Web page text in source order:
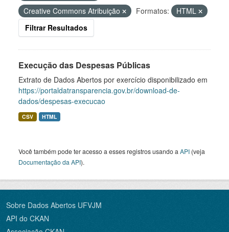
Creative Commons Atribuição
Formatos:
HTML
Filtrar Resultados
Execução das Despesas Públicas
Extrato de Dados Abertos por exercício disponibilizado em
https://portaldatransparencia.gov.br/download-de-
dados/despesas-execucao
CSV HTML
Você também pode ter acesso a esses registros usando a API (veja
Documentação da API).
Sobre Dados Abertos UFVJM
API do CKAN